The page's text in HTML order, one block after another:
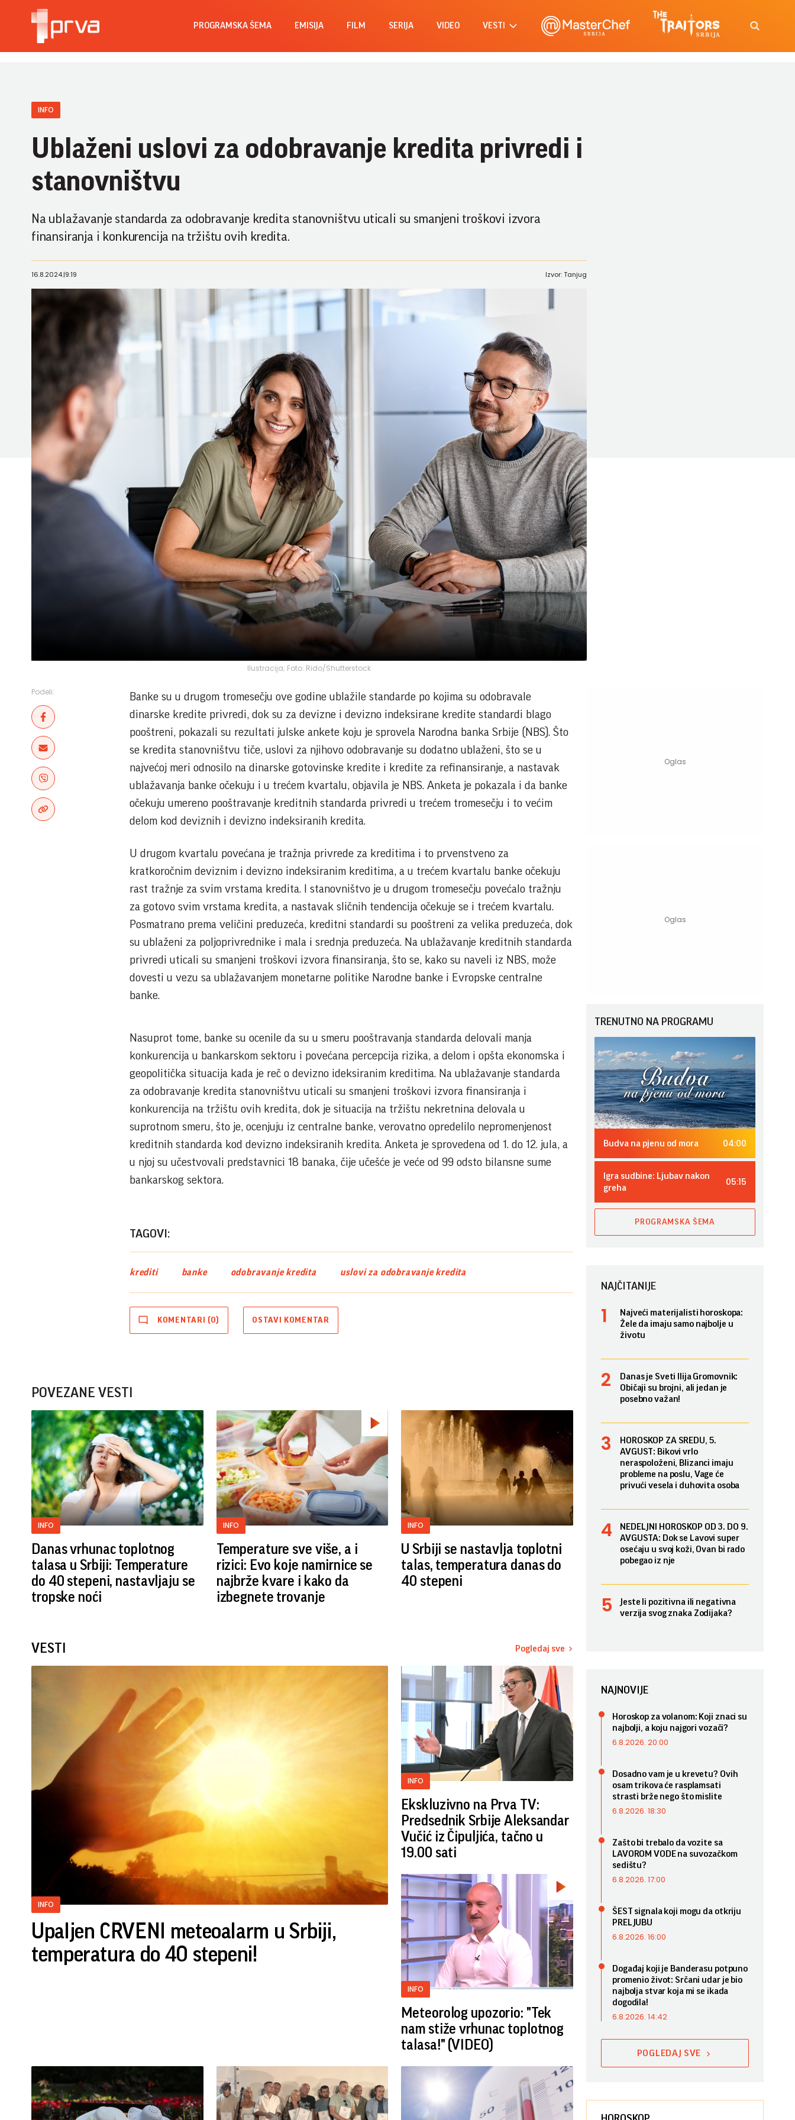
PROGRAMSKA ŠEMA EMISIJA FILM SERIJA VIDEO VESTI
INFO
Ublaženi uslovi za odobravanje kredita privredi i
stanovništvu
Na ublažavanje standarda za odobravanje kredita stanovništvu uticali su smanjeni troškovi izvora
finansiranja i konkurencija na tržištu ovih kredita.
Ilustracija; Foto: Rido/Shutterstock
16.8.2024.|9:19 Izvor: Tanjug
Podeli:
Banke su u drugom tromesečju ove godine ublažile standarde po kojima su odobravale
dinarske kredite privredi, dok su za devizne i devizno indeksirane kredite standardi blago
pooštreni, pokazali su rezultati julske ankete koju je sprovela Narodna banka Srbije (NBS). Što
se kredita stanovništvu tiče, uslovi za njihovo odobravanje su dodatno ublaženi, što se u
najvećoj meri odnosilo na dinarske gotovinske kredite i kredite za refinansiranje, a nastavak
ublažavanja banke očekuju i u trećem kvartalu, objavila je NBS. Anketa je pokazala i da banke
očekuju umereno pooštravanje kreditnih standarda privredi u trećem tromesečju i to većim
delom kod deviznih i devizno indeksiranih kredita.
U drugom kvartalu povećana je tražnja privrede za kreditima i to prvenstveno za
kratkoročnim deviznim i devizno indeksiranim kreditima, a u trećem kvartalu banke očekuju
rast tražnje za svim vrstama kredita. I stanovništvo je u drugom tromesečju povećalo tražnju
za gotovo svim vrstama kredita, a nastavak sličnih tendencija očekuje se i trećem kvartalu.
Posmatrano prema veličini preduzeća, kreditni standardi su pooštreni za velika preduzeća, dok
su ublaženi za poljoprivrednike i mala i srednja preduzeća. Na ublažavanje kreditnih standarda
privredi uticali su smanjeni troškovi izvora finansiranja, što se, kako su naveli iz NBS, može
dovesti u vezu sa ublažavanjem monetarne politike Narodne banke i Evropske centralne
banke.
Nasuprot tome, banke su ocenile da su u smeru pooštravanja standarda delovali manja
konkurencija u bankarskom sektoru i povećana percepcija rizika, a delom i opšta ekonomska i
geopolitička situacija kada je reč o devizno ideksiranim kreditima. Na ublažavanje standarda
za odobravanje kredita stanovništvu uticali su smanjeni troškovi izvora finansiranja i
konkurencija na tržištu ovih kredita, dok je situacija na tržištu nekretnina delovala u
suprotnom smeru, što je, ocenjuju iz centralne banke, verovatno opredelilo nepromenjenost
kreditnih standarda kod devizno indeksiranih kredita. Anketa je sprovedena od 1. do 12. jula, a
u njoj su učestvovali predstavnici 18 banaka, čije učešće je veće od 99 odsto bilansne sume
bankarskog sektora.
TAGOVI:
krediti banke odobravanje kredita uslovi za odobravanje kredita
KOMENTARI (0) OSTAVI KOMENTAR
POVEZANE VESTI
INFO
Danas vrhunac toplotnog
talasa u Srbiji: Temperature
do 40 stepeni, nastavljaju se
tropske noći
INFO
Temperature sve više, a i
rizici: Evo koje namirnice se
najbrže kvare i kako da
izbegnete trovanje
INFO
U Srbiji se nastavlja toplotni
talas, temperatura danas do
40 stepeni
VESTI Pogledaj sve
INFO
Upaljen CRVENI meteoalarm u Srbiji,
temperatura do 40 stepeni!
INFO
Ekskluzivno na Prva TV:
Predsednik Srbije Aleksandar
Vučić iz Čipuljića, tačno u
19.00 sati
INFO
Meteorolog upozorio: "Tek
nam stiže vrhunac toplotnog
talasa!" (VIDEO)
TRENUTNO NA PROGRAMU
Budva na pjenu od mora 04:00
Igra sudbine: Ljubav nakon
greha
05:15
PROGRAMSKA ŠEMA
NAJČITANIJE
Najveći materijalisti horoskopa:
Žele da imaju samo najbolje u
životu
Danas je Sveti Ilija Gromovnik:
Običaji su brojni, ali jedan je
posebno važan!
HOROSKOP ZA SREDU, 5.
AVGUST: Bikovi vrlo
neraspoloženi, Blizanci imaju
probleme na poslu, Vage će
privući vesela i duhovita osoba
NEDELJNI HOROSKOP OD 3. DO 9.
AVGUSTA: Dok se Lavovi super
osećaju u svoj koži, Ovan bi rado
pobegao iz nje
Jeste li pozitivna ili negativna
verzija svog znaka Zodijaka?
NAJNOVIJE
Horoskop za volanom: Koji znaci su
najbolji, a koju najgori vozači?
6.8.2026. 20:00
Dosadno vam je u krevetu? Ovih
osam trikova će rasplamsati
strasti brže nego što mislite
6.8.2026. 18:30
Zašto bi trebalo da vozite sa
LAVOROM VODE na suvozačkom
sedištu?
6.8.2026. 17:00
ŠEST signala koji mogu da otkriju
PRELJUBU
6.8.2026. 16:00
Događaj koji je Banderasu potpuno
promenio život: Srčani udar je bio
najbolja stvar koja mi se ikada
dogodila!
6.8.2026. 14:42
POGLEDAJ SVE